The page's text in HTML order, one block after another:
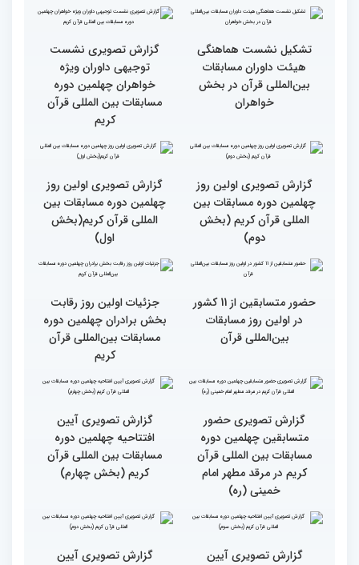
رقابت بخش بانوان چهلمین
دوره مسابقات بین المللی
قرآن آغاز شد
نوبت اجرای شرکت‌کنندگان
مسابقات بین‌المللی قرآن در
بخش خواهران اعلام شد
تشکیل نشست هماهنگی
بین‌المللی قرآن در بخش
خواهران
گزارش تصویری نشست
توجیهی داوران ویژه
خواهران چهلمین دوره
مسابقات بین المللی قرآن
کریم
گزارش تصویری اولین روز
چهلمین دوره مسابقات بین
المللی قرآن کریم (بخش
دوم)
گزارش تصویری اولین روز
چهلمین دوره مسابقات بین
المللی قرآن کریم(بخش
اول)
در اولین روز مسابقات
بین‌المللی قرآن
جزئیات اولین روز رقابت
بخش برادران چهلمین دوره
مسابقات بین‌المللی قرآن
کریم
گزارش تصویری حضور
متسابقین چهلمین دوره
مسابقات بین المللی قرآن
کریم در مرقد مطهر امام
خمینی (ره)
گزارش تصویری آیین
مسابقات بین المللی قرآن
کریم (بخش چهارم)